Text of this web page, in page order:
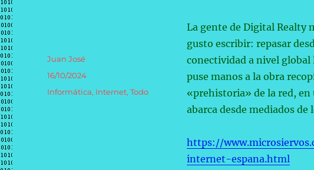
La gente de Digital Realty
gusto escribir: repasar
conectividad a nivel global
puse manos a la obra
«prehistoria» de la red, en
abarca desde mediados
https://
internet-espana.html
Autor
Juan José
Publicado
16/10/2024
Categorías
Informática, Internet,Todo